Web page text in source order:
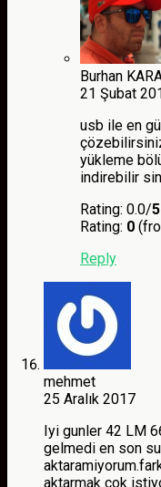
Burhan
21 Şubat
usb ile en
yükleme
indirebilir
Rating: 0.0/5
Rating: 0
Reply
mehmet
25 Aralık 2017
Iyi gunler 42 LM
gelmedi en son
aktarmak cok